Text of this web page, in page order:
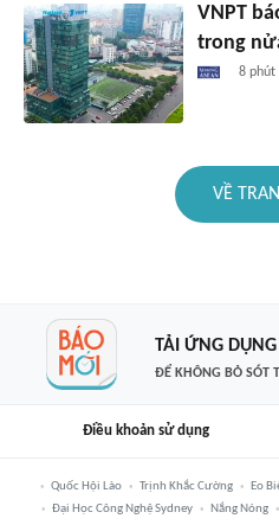
VNPT
trong
8 phút
VỀ
TẢI ỨNG
ĐỂ KHÔNG BỎ SÓT
Điều khoản sử dụng
Quốc Hội Lào Trịnh Khắc Cường Eo
Đại Học Công Nghệ Sydney
Nắng Nóng